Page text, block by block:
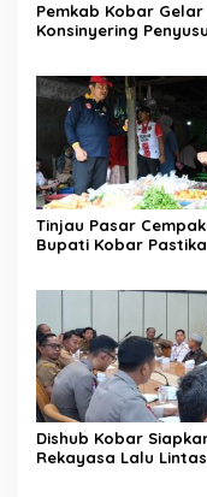
Pemkab Kobar Gelar
Konsinyering
Tinjau Pasar
Bupati Kobar
Dishub Kobar
Rekayasa Lalu